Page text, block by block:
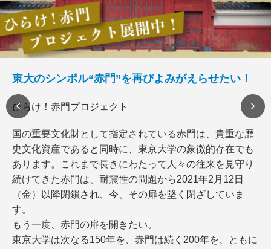
東大のシンボル“赤門”を再びよみがえらせたい！
ひらけ！赤門プロジェクト
国の重要文化財として指定されている赤門は、貴重な歴
史文化資産であると同時に、東京大学の象徴的存在でも
あります。これまで長きにわたって人々の往来を見守り
続けてきた赤門は、耐震性の問題から2021年2月12日
（金）以降閉鎖され、今、その扉を堅く閉ざしていま
す。
もう一度、赤門の扉を開きたい。
東京大学は次なる150年を、赤門は続く200年を、ともに